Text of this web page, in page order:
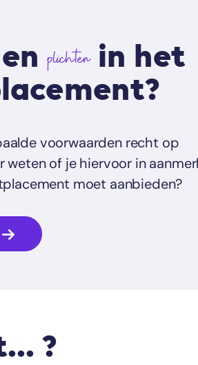
en plichten in het
voorwaarden recht op
weten of je hiervoor in
moet aanbieden?
?